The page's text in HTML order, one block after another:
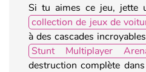
Si tu aimes ce jeu,
collection de jeux de
à des cascades
Stunt Multiplayer
destruction complète